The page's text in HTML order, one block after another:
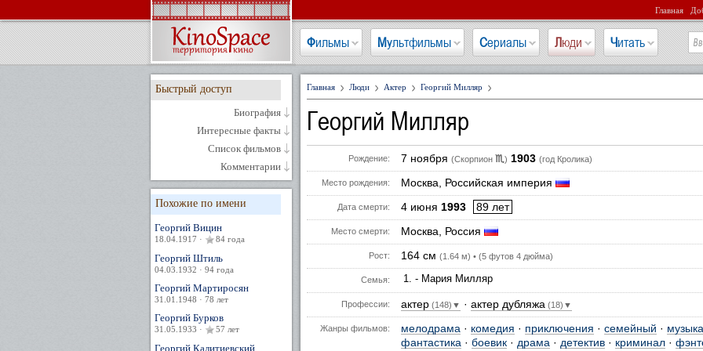
Главная
Фильмы Мультфильмы Сериалы Люди Читать
Быстрый доступ
Биография
Интересные факты
Список фильмов
Комментарии
Похожие по имени
Георгий Вицин
18.04.1917 · 84 года
Георгий Штиль
04.03.1932 · 94 года
Георгий Мартиросян
31.01.1948 · 78 лет
Георгий Бурков
31.05.1933 · 57 лет
Георгий Калитиевский
Главная Люди Актер Георгий Милляр
Георгий Милляр
Рождение: 7 ноября (Скорпион ♏) 1903 (год Кролика)
Место рождения: Москва, Российская империя
Дата смерти: 4 июня 1993 89 лет
Место смерти: Москва, Россия
Рост: 164 см (1.64 м) • (5 футов 4 дюйма)
Семья: - Мария Милляр
Профессии: актер (148)▼ · актер дубляжа (18)▼
Жанры фильмов: мелодрама · комедия · приключения · семейный · музыка
фантастика · боевик · драма · детектив · криминал ·